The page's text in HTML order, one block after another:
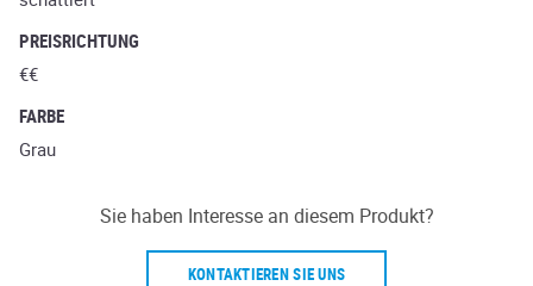
PREISRICHTUNG
€€
FARBE
Grau
Sie haben Interesse an diesem Produkt?
KONTAKTIEREN SIE UNS